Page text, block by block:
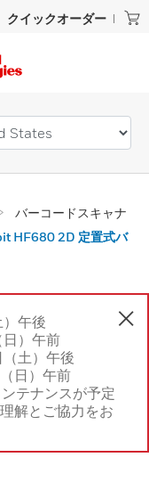
クイックオーダー
バーコードスキャナ
HF680 2D 定置式バ
午後
）午前
土）午後
日）午前
テナンスが予定
解とご協力をお